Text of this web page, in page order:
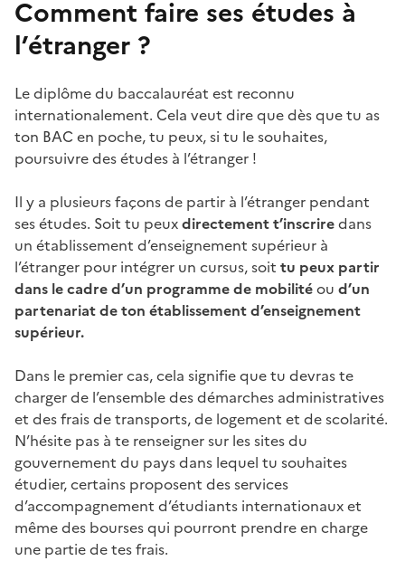
Comment faire ses études à
l’étranger ?
Le diplôme du baccalauréat est reconnu
internationalement. Cela veut dire que dès que tu as
ton BAC en poche, tu peux, si tu le souhaites,
poursuivre des études à l’étranger !
Il y a plusieurs façons de partir à l’étranger pendant
ses études. Soit tu peuxdirectement t’inscriredans
un établissement d’enseignement supérieur à
l’étranger pour intégrer un cursus, soit tu peux partir
dans le cadre d’un programme de mobilitéou d’un
partenariat de ton établissement d’enseignement
supérieur.
Dans le premier cas, cela signifie que tu devras te
charger de l’ensemble des démarches administratives
et des frais de transports, de logement et de scolarité.
N’hésite pas à te renseigner sur les sites du
gouvernement du pays dans lequel tu souhaites
étudier, certains proposent des services
d’accompagnement d’étudiants internationaux et
même des bourses qui pourront prendre en charge
une partie de tes frais.